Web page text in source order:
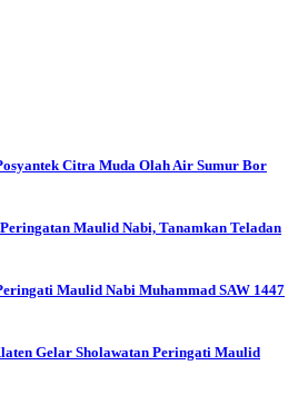
Citra Muda Olah Air Sumur Bor
Maulid Nabi, Tanamkan Teladan
Maulid Nabi Muhammad SAW 1447
Gelar Sholawatan Peringati Maulid